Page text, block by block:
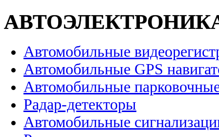
Автомобильные
Автомобильные GPS
Автомобильные
Радар-детекторы
Автомобильные